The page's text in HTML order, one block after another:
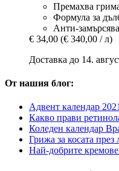
Премахва
Формула за
Анти-
€ 34,00 (€ 340,00 / л)
Доставка до 14.
От нашия блог:
Адвент календар
Какво прави
Коледен календар
Грижа за косата през
Най-добрите кремове